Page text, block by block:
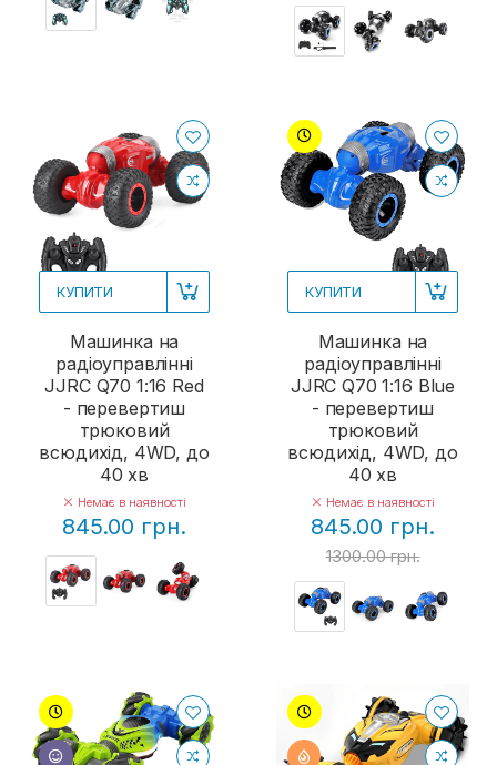
КУПИТИ
Машинка на
радіоуправлінні
JJRC Q70 1:16 Red
- перевертиш
трюковий
всюдихід, 4WD, до
40 хв
Немає в наявності
845.00 грн.
КУПИТИ
Машинка на
радіоуправлінні
JJRC Q70 1:16 Blue
- перевертиш
трюковий
всюдихід, 4WD, до
40 хв
Немає в наявності
845.00 грн.
1300.00 грн.